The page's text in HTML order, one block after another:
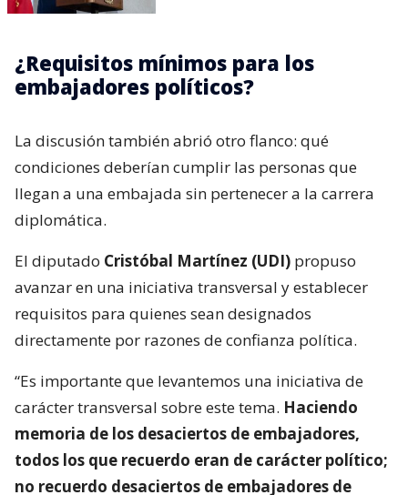
¿Requisitos mínimos para los
embajadores políticos?
La discusión también abrió otro flanco: qué
condiciones deberían cumplir las personas que
llegan a una embajada sin pertenecer a la carrera
diplomática.
El diputado Cristóbal Martínez (UDI) propuso
avanzar en una iniciativa transversal y establecer
requisitos para quienes sean designados
directamente por razones de confianza política.
“Es importante que levantemos una iniciativa de
carácter transversal sobre este tema. Haciendo
memoria de los desaciertos de embajadores,
todos los que recuerdo eran de carácter político;
no recuerdo desaciertos de embajadores de